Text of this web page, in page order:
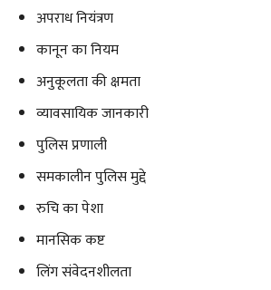
अपराध नियंत्रण
कानून का नियम
अनुकूलता की क्षमता
व्यावसायिक जानकारी
पुलिस प्रणाली
समकालीन पुलिस मुद्दे
रुचि का पेशा
मानसिक कष्ट
लिंग संवेदनशीलता